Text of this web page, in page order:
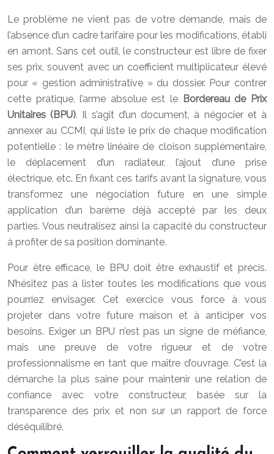
Le problème ne vient pas de votre demande, mais de
l’absence d’un cadre tarifaire pour les modifications, établi
en amont. Sans cet outil, le constructeur est libre de fixer
ses prix, souvent avec un coefficient multiplicateur élevé
pour « gestion administrative » du dossier. Pour contrer
cette pratique, l’arme absolue est le Bordereau de Prix
Unitaires (BPU). Il s’agit d’un document, à négocier et à
annexer au CCMI, qui liste le prix de chaque modification
potentielle : le mètre linéaire de cloison supplémentaire,
le déplacement d’un radiateur, l’ajout d’une prise
électrique, etc. En fixant ces tarifs avant la signature, vous
transformez une négociation future en une simple
application d’un barème déjà accepté par les deux
parties. Vous neutralisez ainsi la capacité du constructeur
à profiter de sa position dominante.
Pour être efficace, le BPU doit être exhaustif et précis.
N’hésitez pas à lister toutes les modifications que vous
pourriez envisager. Cet exercice vous force à vous
projeter dans votre future maison et à anticiper vos
besoins. Exiger un BPU n’est pas un signe de méfiance,
mais une preuve de votre rigueur et de votre
professionnalisme en tant que maître d’ouvrage. C’est la
démarche la plus saine pour maintenir une relation de
confiance avec votre constructeur, basée sur la
transparence des prix et non sur un rapport de force
déséquilibré.